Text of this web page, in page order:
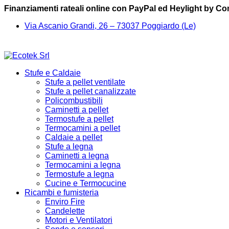
Finanziamenti rateali online con PayPal ed Heylight by
Via Ascanio Grandi, 26 – 73037 Poggiardo (Le)
Stufe e Caldaie
Stufe a pellet ventilate
Stufe a pellet canalizzate
Policombustibili
Caminetti a pellet
Termostufe a pellet
Termocamini a pellet
Caldaie a pellet
Stufe a legna
Caminetti a legna
Termocamini a legna
Termostufe a legna
Cucine e Termocucine
Ricambi e fumisteria
Enviro Fire
Candelette
Motori e Ventilatori